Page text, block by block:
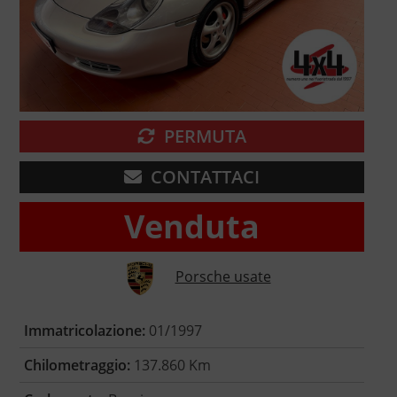
PERMUTA
CONTATTACI
Venduta
Porsche usate
Immatricolazione: 01/1997
Chilometraggio: 137.860 Km